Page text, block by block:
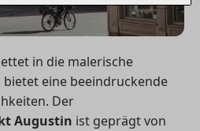
in die malerische
bietet eine beeindruckende
Der
Augustin ist geprägt von